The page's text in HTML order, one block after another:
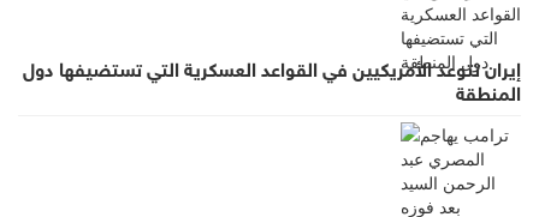
إيران تتوعد الأمريكيين في القواعد العسكرية التي تستضيفها دول
المنطقة